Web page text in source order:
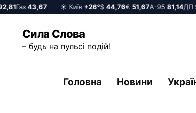
Газ43,67 ☀️ Київ+26°$44,76€51,67А-9581,14ДП
вмісту
Сила Слова
– будь на пульсі подій!
Головна Новини